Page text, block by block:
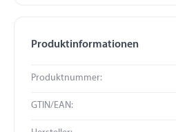
Produktinformationen
Produktnummer:
GTIN/EAN: